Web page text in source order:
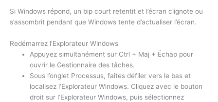
Si Windows répond, un bip court retentit et l’écran clignote ou
s’assombrit pendant que Windows tente d’actualiser l’écran.
Redémarrez l’Explorateur Windows
Appuyez simultanément sur Ctrl + Maj + Échap pour
ouvrir le Gestionnaire des tâches.
Sous l’onglet Processus, faites défiler vers le bas et
localisez l’Explorateur Windows. Cliquez avec le bouton
droit sur l’Explorateur Windows, puis sélectionnez